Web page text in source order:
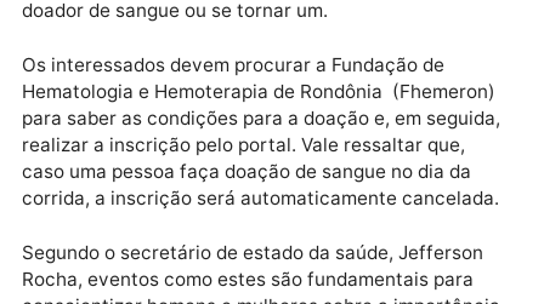
câncer de mama para as mulheres e na saúde geral
dos homens, já que muitas doenças nos homens são
descobertas em estagio avançado, devido à falta de
cuidados preventivos e à não busca por atendimento
médico. Para participar da corrida, é necessário ser
doador de sangue ou se tornar um.
Hematologia e Hemoterapia de Rondônia
para saber as condições para a doação e, em